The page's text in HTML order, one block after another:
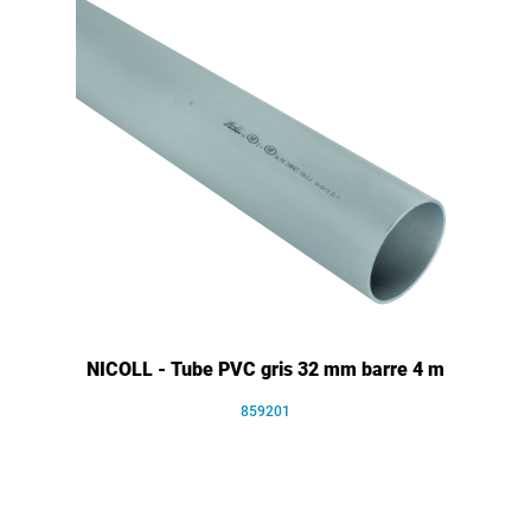
NICOLL - Tube PVC gris 32 mm barre 4 m
859201